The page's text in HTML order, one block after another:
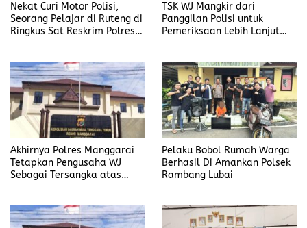
Nekat Curi Motor Polisi,
Seorang Pelajar di Ruteng di
Ringkus Sat Reskrim Polres
TSK WJ Mangkir dari
Panggilan Polisi untuk
Pemeriksaan Lebih Lanjut
Apa?
Akhirnya Polres Manggarai
Tetapkan Pengusaha WJ
Sebagai Tersangka atas
Pelaku Bobol Rumah Warga
Berhasil Di Amankan Polsek
Rambang Lubai